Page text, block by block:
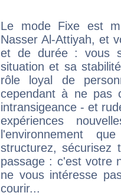
Le mode Fixe est
Nasser Al-Attiyah, et
et de durée : vous
situation et sa
rôle loyal de
cependant à ne pas
intransigeance - et
expériences
l'environnement
structurez, sécurisez
passage : c'est votre
ne vous intéresse
courir...